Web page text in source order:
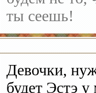
ты сеешь!
Девочки,
будет Эстэ